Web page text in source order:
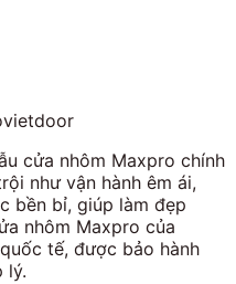
cửa nhôm Maxpro chính
như vận hành êm ái,
bền bỉ, giúp làm đẹp
nhôm Maxpro của
tế, được bảo hành
lý.